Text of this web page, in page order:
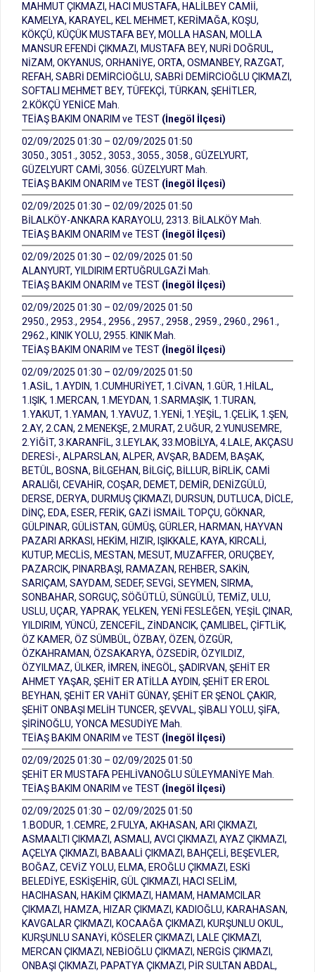
MAHMUT ÇIKMAZI, HACI MUSTAFA, HALİLBEY CAMİİ,
KAMELYA, KARAYEL, KEL MEHMET, KERİMAĞA, KOŞU,
KÖKÇÜ, KÜÇÜK MUSTAFA BEY, MOLLA HASAN, MOLLA
MANSUR EFENDİ ÇIKMAZI, MUSTAFA BEY, NURİ DOĞRUL,
NİZAM, OKYANUS, ORHANİYE, ORTA, OSMANBEY, RAZGAT,
REFAH, SABRİ DEMİRCİOĞLU, SABRİ DEMİRCİOĞLU ÇIKMAZI,
SOFTALI MEHMET BEY, TÜFEKÇİ, TÜRKAN, ŞEHİTLER,
2.KÖKÇÜ YENİCE Mah.
TEİAŞ BAKIM ONARIM ve TEST (İnegöl İlçesi)
02/09/2025 01:30 – 02/09/2025 01:50
3050., 3051., 3052., 3053., 3055., 3058., GÜZELYURT,
GÜZELYURT CAMİ, 3056. GÜZELYURT Mah.
TEİAŞ BAKIM ONARIM ve TEST (İnegöl İlçesi)
02/09/2025 01:30 – 02/09/2025 01:50
BİLALKÖY-ANKARA KARAYOLU, 2313. BİLALKÖY Mah.
TEİAŞ BAKIM ONARIM ve TEST (İnegöl İlçesi)
02/09/2025 01:30 – 02/09/2025 01:50
ALANYURT, YILDIRIM ERTUĞRULGAZİ Mah.
TEİAŞ BAKIM ONARIM ve TEST (İnegöl İlçesi)
02/09/2025 01:30 – 02/09/2025 01:50
2950., 2953., 2954., 2956., 2957., 2958., 2959., 2960., 2961.,
2962., KINIK YOLU, 2955. KINIK Mah.
TEİAŞ BAKIM ONARIM ve TEST (İnegöl İlçesi)
02/09/2025 01:30 – 02/09/2025 01:50
1.ASİL, 1.AYDIN, 1.CUMHURİYET, 1.CİVAN, 1.GÜR, 1.HİLAL,
1.IŞIK, 1.MERCAN, 1.MEYDAN, 1.SARMAŞIK, 1.TURAN,
1.YAKUT, 1.YAMAN, 1.YAVUZ, 1.YENİ, 1.YEŞİL, 1.ÇELİK, 1.ŞEN,
2.AY, 2.CAN, 2.MENEKŞE, 2.MURAT, 2.UĞUR, 2.YUNUSEMRE,
2.YİĞİT, 3.KARANFİL, 3.LEYLAK, 33.MOBİLYA, 4.LALE, AKÇASU
DERESİ-, ALPARSLAN, ALPER, AVŞAR, BADEM, BAŞAK,
BETÜL, BOSNA, BİLGEHAN, BİLGİÇ, BİLLUR, BİRLİK, CAMİ
ARALIĞI, CEVAHİR, COŞAR, DEMET, DEMİR, DENİZGÜLÜ,
DERSE, DERYA, DURMUŞ ÇIKMAZI, DURSUN, DUTLUCA, DİCLE,
DİNÇ, EDA, ESER, FERİK, GAZİ İSMAİL TOPÇU, GÖKNAR,
GÜLPINAR, GÜLİSTAN, GÜMÜŞ, GÜRLER, HARMAN, HAYVAN
PAZARI ARKASI, HEKİM, HIZIR, IŞIKKALE, KAYA, KIRCALİ,
KUTUP, MECLİS, MESTAN, MESUT, MUZAFFER, ORUÇBEY,
PAZARCIK, PINARBAŞI, RAMAZAN, REHBER, SAKİN,
SARIÇAM, SAYDAM, SEDEF, SEVGİ, SEYMEN, SIRMA,
SONBAHAR, SORGUÇ, SÖĞÜTLÜ, SÜNGÜLÜ, TEMİZ, ULU,
USLU, UÇAR, YAPRAK, YELKEN, YENİ FESLEĞEN, YEŞİL ÇINAR,
YILDIRIM, YÜNCÜ, ZENCEFİL, ZİNDANCIK, ÇAMLIBEL, ÇİFTLİK,
ÖZ KAMER, ÖZ SÜMBÜL, ÖZBAY, ÖZEN, ÖZGÜR,
ÖZKAHRAMAN, ÖZSAKARYA, ÖZSEDİR, ÖZYILDIZ,
ÖZYILMAZ, ÜLKER, İMREN, İNEGÖL, ŞADIRVAN, ŞEHİT ER
AHMET YAŞAR, ŞEHİT ER ATİLLA AYDIN, ŞEHİT ER EROL
BEYHAN, ŞEHİT ER VAHİT GÜNAY, ŞEHİT ER ŞENOL ÇAKIR,
ŞEHİT ONBAŞI MELİH TUNCER, ŞEVVAL, ŞİBALI YOLU, ŞİFA,
ŞİRİNOĞLU, YONCA MESUDİYE Mah.
TEİAŞ BAKIM ONARIM ve TEST (İnegöl İlçesi)
02/09/2025 01:30 – 02/09/2025 01:50
ŞEHİT ER MUSTAFA PEHLİVANOĞLU SÜLEYMANİYE Mah.
TEİAŞ BAKIM ONARIM ve TEST (İnegöl İlçesi)
02/09/2025 01:30 – 02/09/2025 01:50
1.BODUR, 1.CEMRE, 2.FULYA, AKHASAN, ARI ÇIKMAZI,
ASMAALTI ÇIKMAZI, ASMALI, AVCI ÇIKMAZI, AYAZ ÇIKMAZI,
AÇELYA ÇIKMAZI, BABAALİ ÇIKMAZI, BAHÇELİ, BEŞEVLER,
BOĞAZ, CEVİZ YOLU, ELMA, EROĞLU ÇIKMAZI, ESKİ
BELEDİYE, ESKİŞEHİR, GÜL ÇIKMAZI, HACI SELİM,
HACIHASAN, HAKİM ÇIKMAZI, HAMAM, HAMAMCILAR
ÇIKMAZI, HAMZA, HIZAR ÇIKMAZI, KADIOĞLU, KARAHASAN,
KAVGALAR ÇIKMAZI, KOCAAĞA ÇIKMAZI, KURŞUNLU OKUL,
KURŞUNLU SANAYİ, KÖSELER ÇIKMAZI, LALE ÇIKMAZI,
MERCAN ÇIKMAZI, NEBİOĞLU ÇIKMAZI, NERGİS ÇIKMAZI,
ONBAŞI ÇIKMAZI, PAPATYA ÇIKMAZI, PİR SULTAN ABDAL,